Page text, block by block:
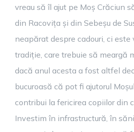
vreau să îl ajut pe Moș Crăciun
din Racovița și din Sebeșu de
neapărat despre cadouri, ci este
tradiție, care trebuie să meargă
dacă anul acesta a fost altfel
bucuroasă că pot fi ajutorul
contribui la fericirea copiilor din
Investim în infrastructură, în